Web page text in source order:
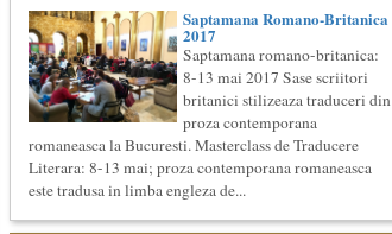
Saptamana Romano-Britanica
2017
Saptamana romano-britanica:
8-13 mai 2017 Sase scriitori
britanici stilizeaza traduceri din
proza contemporana
romaneasca la Bucuresti. Masterclass de Traducere
Literara: 8-13 mai; proza contemporana romaneasca
este tradusa in limba engleza de...